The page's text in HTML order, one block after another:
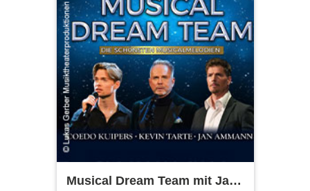
Musical Dream Team mit Jan